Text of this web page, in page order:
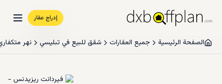
إدراج عقار
الصفحة الرئيسية جميع العقارات شقق للبيع في تبليسي نهر